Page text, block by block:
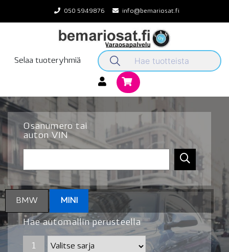
content
050 5949876 info@bemariosat.fi
Selaa tuoteryhmiä
Osanumero tai
auton VIN
BMW MINI
Hae automallin perusteella
1
1